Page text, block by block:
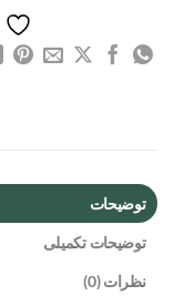
توضیحات
توضیحات تکمیلی
نظرات (0)